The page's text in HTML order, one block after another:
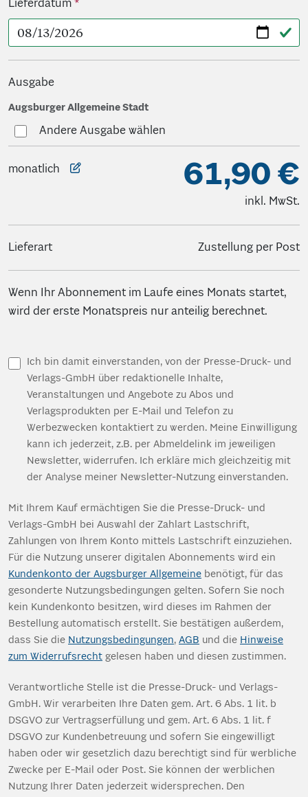
Lieferdatum
Ausgabe
Augsburger Allgemeine StadtAuswahlinfo sichtbar
Andere Ausgabe wählen
monatlich 61,90 €
inkl. MwSt.
Lieferart Zustellung per Post
Wenn Ihr Abonnement im Laufe eines Monats startet,
wird der erste Monatspreis nur anteilig berechnet.
Ich bin damit einverstanden, von der Presse-Druck- und
Verlags-GmbH über redaktionelle Inhalte,
Veranstaltungen und Angebote zu Abos und
Verlagsprodukten per E-Mail und Telefon zu
Werbezwecken kontaktiert zu werden. Meine Einwilligung
kann ich jederzeit, z.B. per Abmeldelink im jeweiligen
Newsletter, widerrufen. Ich erkläre mich gleichzeitig mit
der Analyse meiner Newsletter-Nutzung einverstanden.
Mit Ihrem Kauf ermächtigen Sie die Presse-Druck- und
Verlags-GmbH bei Auswahl der Zahlart Lastschrift,
Zahlungen von Ihrem Konto mittels Lastschrift einzuziehen.
Für die Nutzung unserer digitalen Abonnements wird ein
Kundenkonto der Augsburger Allgemeine benötigt, für das
gesonderte Nutzungsbedingungen gelten. Sofern Sie noch
kein Kundenkonto besitzen, wird dieses im Rahmen der
Bestellung automatisch erstellt. Sie bestätigen außerdem,
dass Sie die Nutzungsbedingungen, AGB und die Hinweise
zum Widerrufsrecht gelesen haben und diesen zustimmen.
Verantwortliche Stelle ist die Presse-Druck- und Verlags-
GmbH. Wir verarbeiten Ihre Daten gem. Art. 6 Abs. 1 lit. b
DSGVO zur Vertragserfüllung und gem. Art. 6 Abs. 1 lit. f
DSGVO zur Kundenbetreuung und sofern Sie eingewilligt
haben oder wir gesetzlich dazu berechtigt sind für werbliche
Zwecke per E-Mail oder Post. Sie können der werblichen
Nutzung Ihrer Daten jederzeit widersprechen. Den